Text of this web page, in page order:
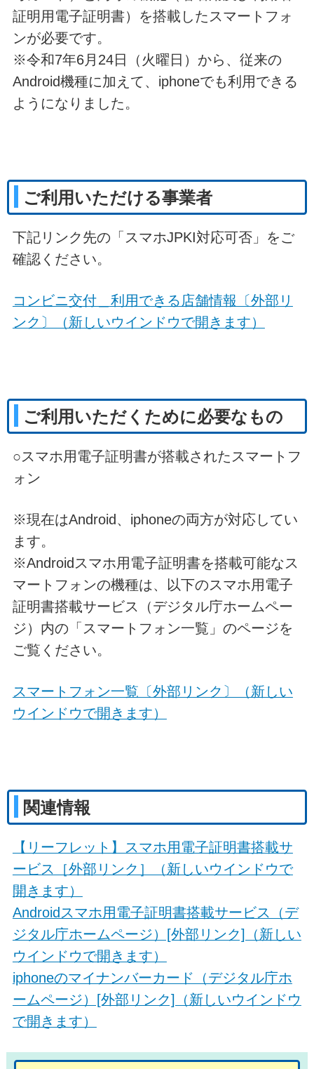
証明用電子証明書）を搭載したスマートフォ
ンが必要です。
※令和7年6月24日（火曜日）から、従来の
Android機種に加えて、iphoneでも利用できる
ようになりました。
ご利用いただける事業者
下記リンク先の「スマホJPKI対応可否」をご
確認ください。
コンビニ交付＿利用できる店舗情報〔外部リ
ンク〕（新しいウインドウで開きます）
ご利用いただくために必要なもの
○スマホ用電子証明書が搭載されたスマートフ
ォン
※現在はAndroid、iphoneの両方が対応してい
ます。
※Androidスマホ用電子証明書を搭載可能なス
マートフォンの機種は、以下のスマホ用電子
証明書搭載サービス（デジタル庁ホームペー
ジ）内の「スマートフォン一覧」のページを
ご覧ください。
スマートフォン一覧〔外部リンク〕（新しい
ウインドウで開きます）
関連情報
【リーフレット】スマホ用電子証明書搭載サ
ービス［外部リンク］（新しいウインドウで
開きます）
Androidスマホ用電子証明書搭載サービス（デ
ジタル庁ホームページ）[外部リンク]（新しい
ウインドウで開きます）
iphoneのマイナンバーカード（デジタル庁ホ
ームページ）[外部リンク]（新しいウインドウ
で開きます）